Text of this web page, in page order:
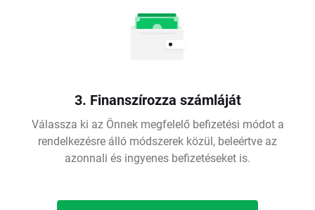
3. Finanszírozza számláját
Válassza ki az Önnek megfelelő befizetési módot a
rendelkezésre álló módszerek közül, beleértve az
azonnali és ingyenes befizetéseket is.